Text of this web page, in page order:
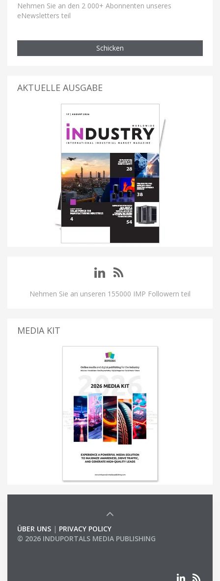
Nehmen Sie an den 2 000+ Abonnenten unseres
eNewsletters teil
Schicken
AKTUELLE AUSGABE
Nehmen Sie an unseren 155000 IMP Followern teil
MEDIA KIT
ÜBER UNS | PRIVACY POLICY
© 2026 INDUPORTALS MEDIA PUBLISHING